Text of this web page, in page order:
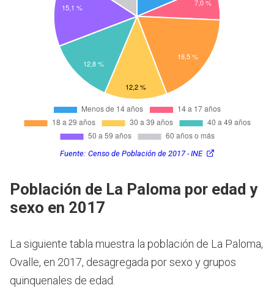
Fuente: Censo de Población de 2017 - INE
Población de La Paloma por edad y
sexo en 2017
La siguiente tabla muestra la población de La Paloma,
Ovalle, en 2017, desagregada por sexo y grupos
quinquenales de edad.